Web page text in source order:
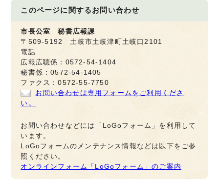
このページに関するお問い合わせ
市長公室 秘書広報課
〒509-5192 土岐市土岐津町土岐口2101
電話
広報広聴係：0572-54-1404
秘書係：0572-54-1405
ファクス：0572-55-7750
お問い合わせは専用フォームをご利用くださ
い。
お問い合わせなどには「LoGoフォーム」を利用して
います。
LoGoフォームのメンテナンス情報などは以下をご参
照ください。
オンラインフォーム「LoGoフォーム」のご案内